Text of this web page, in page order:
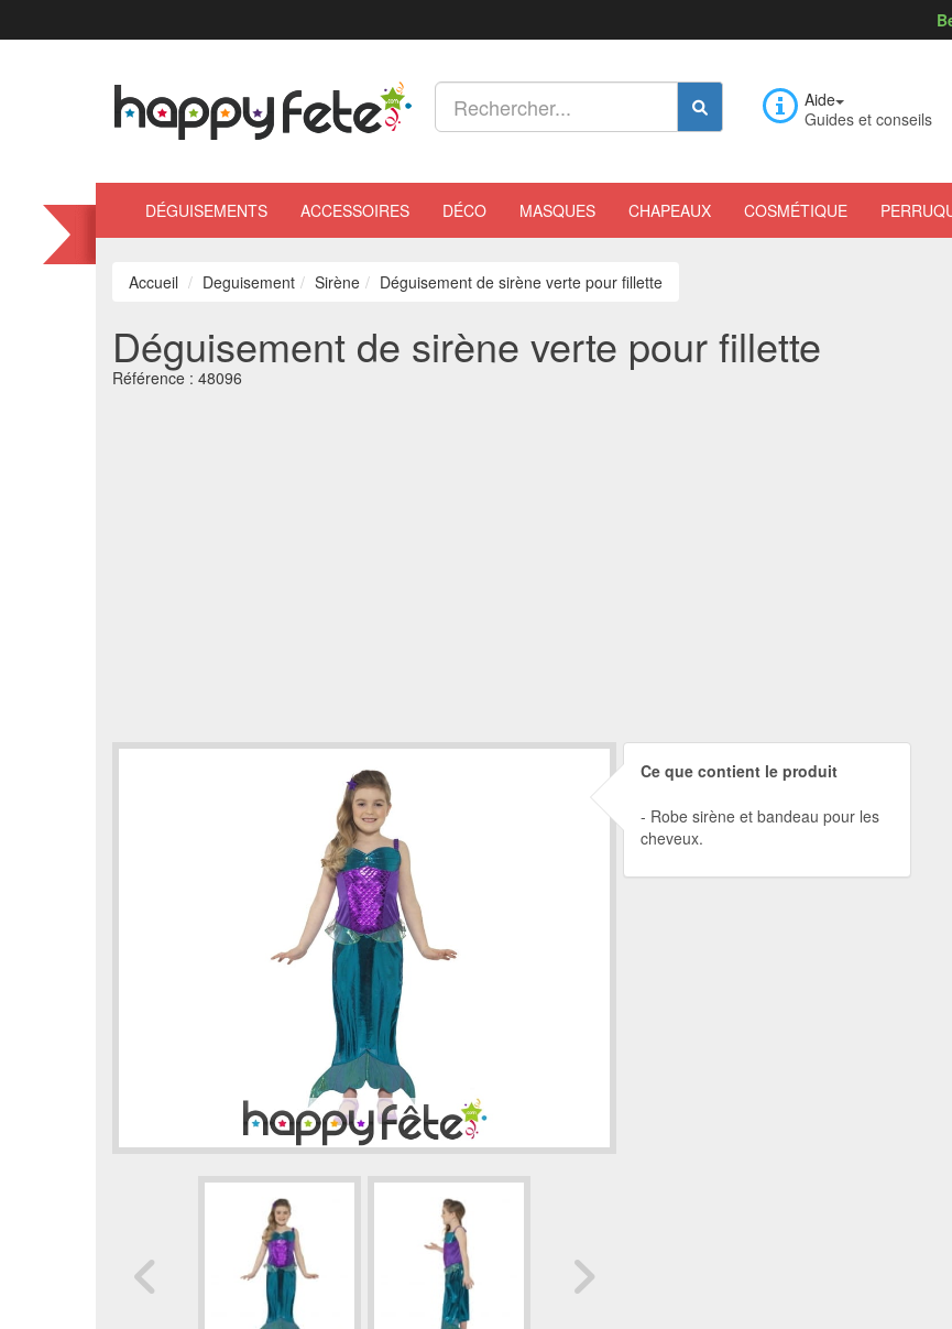
Aide
Guides et conseils
DÉGUISEMENTS ACCESSOIRES DÉCO MASQUES CHAPEAUX COSMÉTIQUE
Accueil Deguisement Sirène Déguisement de sirène verte pour fillette
Déguisement de sirène verte pour fillette
Référence : 48096
Ce que contient le produit
Robe sirène et bandeau pour les
cheveux.